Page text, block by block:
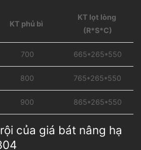
KT phủ bì
KT lọt lòng
(R*S*C)
700 665*265*550
800 765*265*550
900 865*265*550
của giá bát nâng hạ